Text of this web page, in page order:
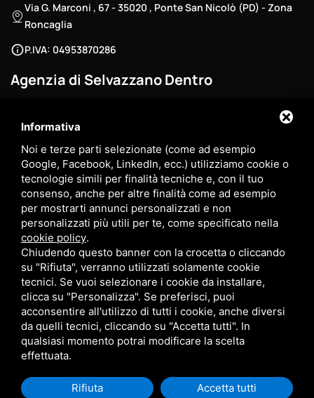
Informativa
Noi e terze parti selezionate (come ad esempio
Google, Facebook, LinkedIn, ecc.) utilizziamo cookie o
tecnologie simili per finalità tecniche e, con il tuo
consenso, anche per altre finalità come ad esempio
per mostrarti annunci personalizzati e non
personalizzati più utili per te, come specificato nella
cookie policy.
Chiudendo questo banner con la crocetta o cliccando
su "Rifiuta", verranno utilizzati solamente cookie
tecnici. Se vuoi selezionare i cookie da installare,
clicca su "Personalizza". Se preferisci, puoi
acconsentire all'utilizzo di tutti i cookie, anche diversi
da quelli tecnici, cliccando su "Accetta tutti". In
qualsiasi momento potrai modificare la scelta
effettuata.
Rifiuta Accetta tutti
Via G. Marconi , 67 - 35020 , Ponte San Nicolò (PD) - Zona
Roncaglia
P.IVA: 04953870286
Agenzia di Selvazzano Dentro
3881003229
selva@myhomegroup.it
Via Padova , 12/E - 35030 , Selvazzano Dentro (PD) - Zona
Tencarola
P.IVA: 03744680285
My Home Group srl - P. IVA 05334400289
Sitemap-Privacy Policy- Questo sito è protetto da Google
reCAPTCHA v3,Privacy Policye Termini di serviziodi Google.